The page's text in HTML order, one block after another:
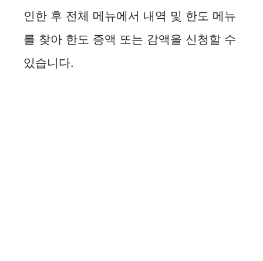
인한 후 전체 메뉴에서 내역 및 한도 메뉴
를 찾아 한도 증액 또는 감액을 신청할 수
있습니다.